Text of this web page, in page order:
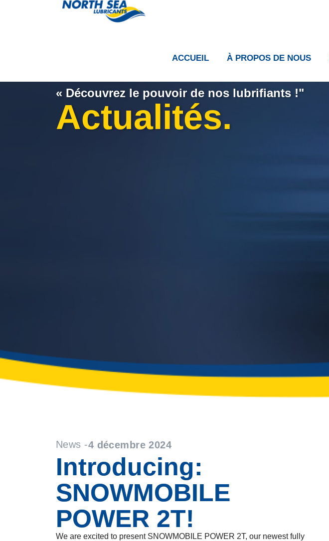
ACCUEIL À PROPOS DE NOUS
« Découvrez le pouvoir de nos lubrifiants !"
Actualités.
News -4 décembre 2024
Introducing:
SNOWMOBILE
POWER 2T!
We are excited to present SNOWMOBILE POWER 2T, our newest fully